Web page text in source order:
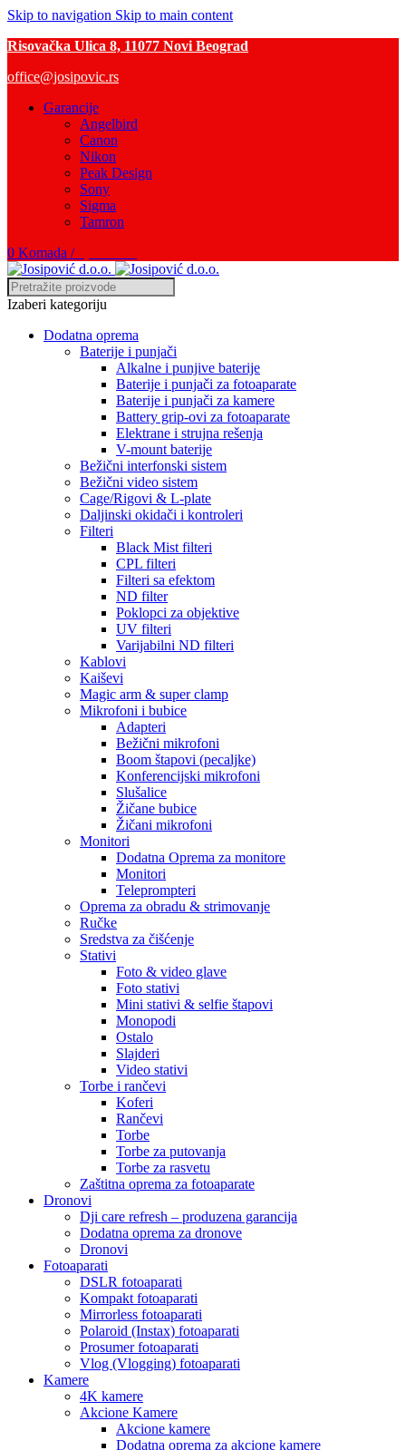
Skip to navigation Skip to main content
Risovačka Ulica 8, 11077 Novi Beograd
office@josipovic.rs
Garancije
Angelbird
Canon
Nikon
Peak Design
Sony
Sigma
Tamron
0 Komada /
Izaberi kategoriju
Dodatna oprema
Baterije i punjači
Alkalne i punjive baterije
Baterije i punjači za fotoaparate
Baterije i punjači za kamere
Battery grip-ovi za fotoaparate
Elektrane i strujna rešenja
V-mount baterije
Bežični interfonski sistem
Bežični video sistem
Cage/Rigovi & L-plate
Daljinski okidači i kontroleri
Filteri
Black Mist filteri
CPL filteri
Filteri sa efektom
ND filter
Poklopci za objektive
UV filteri
Varijabilni ND filteri
Kablovi
Kaiševi
Magic arm & super clamp
Mikrofoni i bubice
Adapteri
Bežični mikrofoni
Boom štapovi (pecaljke)
Konferencijski mikrofoni
Slušalice
Žičane bubice
Žičani mikrofoni
Monitori
Dodatna Oprema za monitore
Monitori
Teleprompteri
Oprema za obradu & strimovanje
Ručke
Sredstva za čišćenje
Stativi
Foto & video glave
Foto stativi
Mini stativi & selfie štapovi
Monopodi
Ostalo
Slajderi
Video stativi
Torbe i rančevi
Koferi
Rančevi
Torbe
Torbe za putovanja
Torbe za rasvetu
Zaštitna oprema za fotoaparate
Dronovi
Dji care refresh – produzena garancija
Dodatna oprema za dronove
Dronovi
Fotoaparati
DSLR fotoaparati
Kompakt fotoaparati
Mirrorless fotoaparati
Polaroid (Instax) fotoaparati
Prosumer fotoaparati
Vlog (Vlogging) fotoaparati
Kamere
4K kamere
Akcione Kamere
Akcione kamere
Dodatna oprema za akcione kamere